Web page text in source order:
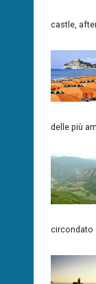
castle,
delle più
circondato